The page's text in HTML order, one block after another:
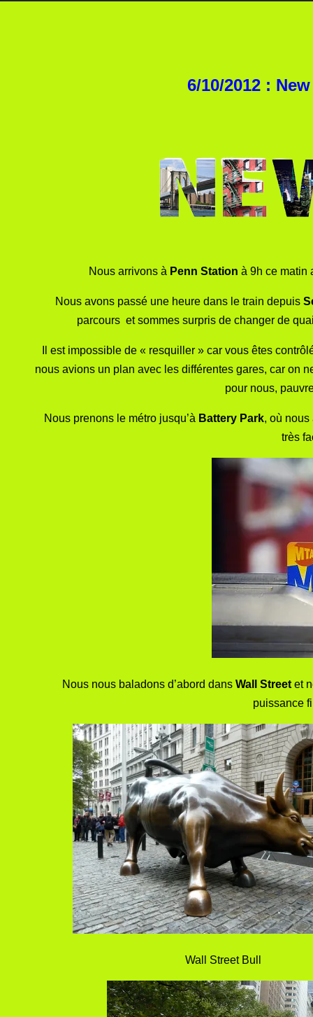
6/10/2012 :
Nous arrivons à Penn Station à 9h ce matin
Nous avons passé une heure dans le train depuis
parcours et sommes surpris de changer de
Il est impossible de « resquiller » car vous êtes
nous avions un plan avec les différentes gares, car on
pour nous,
Nous prenons le métro jusqu’à Battery Park, où
très
Nous nous baladons d’abord dans Wall Street et
puissance
Wall Street